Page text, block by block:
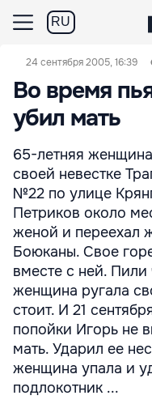
RU
24 сентября 2005, 16:39
Во время
убил мать
65-летняя
своей невестке
№22 по улице
Петриков около
женой и переехал
Боюканы. Свое
вместе с ней.
женщина ругала
стоит. И 21
попойки Игорь не
мать. Ударил ее
женщина упала и
подлокотник ...